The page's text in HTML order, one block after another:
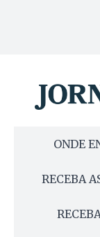
ONDE
RECEBA